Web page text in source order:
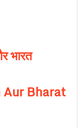
भारत
Bharat